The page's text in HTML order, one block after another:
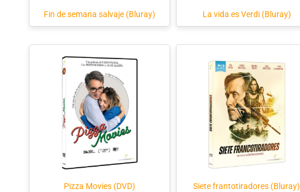
Fin de semana salvaje (Bluray) La vida es Verdi (Bluray)
Pizza Movies (DVD) Siete frantotiradores (Bluray)